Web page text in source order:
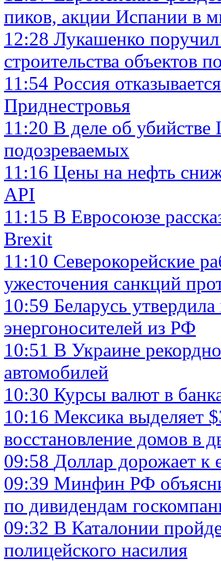
пиков, акции Испании в
12:28 Лукашенко
строительства объектов
11:54 Россия
Приднестровья
11:20 В деле об
подозреваемых
11:16 Цены на нефть
API
11:15 В Евросоюзе
Brexit
11:10 Северокорейские
ужесточения санкций
10:59 Беларусь
энергоносителей из РФ
10:51 В Украине
автомобилей
10:30 Курсы валют в
10:16 Мексика выделяет
восстановление домов в
09:58 Доллар дорожает к
09:39 Минфин РФ
по дивидендам
09:32 В Каталонии
полицейского насилия